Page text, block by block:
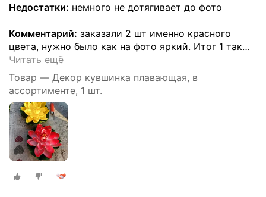
Недостатки: немного не дотягивает до фото
Комментарий: заказали 2 шт именно красного
цвета, нужно было как на фото яркий. Итог 1 так…
Читать ещё
Товар — Декор кувшинка плавающая, в
ассортименте, 1 шт.